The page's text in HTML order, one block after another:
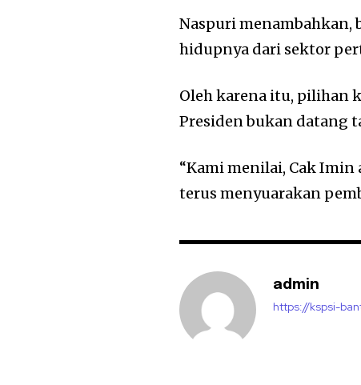
Naspuri
hidupnya dari sektor
Oleh karena itu, pilihan
Presiden bukan datang
“Kami menilai, Cak
terus menyuarakan
admin
https://kspsi-